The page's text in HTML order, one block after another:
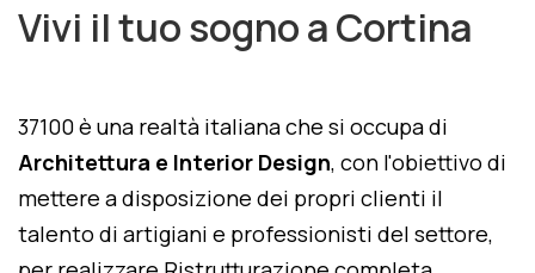
Vivi il tuo sogno a Cortina
37100 è una realtà italiana che si occupa di
Architettura e Interior Design, con l'obiettivo di
mettere a disposizione dei propri clienti il
talento di artigiani e professionisti del settore,